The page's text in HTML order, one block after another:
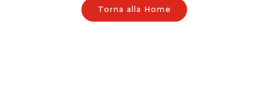
Torna alla Home